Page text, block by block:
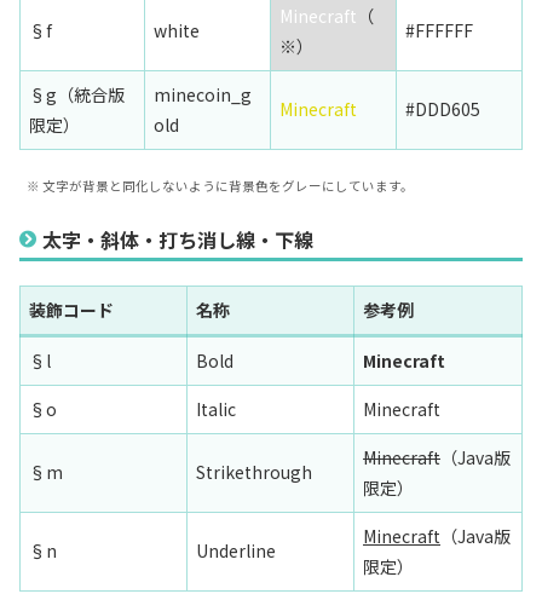
§f white
Minecraft （
※）
#FFFFFF
§g（統合版
限定）
minecoin_g
old
Minecraft #DDD605
※ 文字が背景と同化しないように背景色をグレーにしています。
太字・斜体・打ち消し線・下線
装飾コード 名称 参考例
§l Bold
Minecraft
§o
Italic Minecraft
§m Strikethrough
Minecraft （Java版
限定）
§n Underline
Minecraft （Java版
限定）